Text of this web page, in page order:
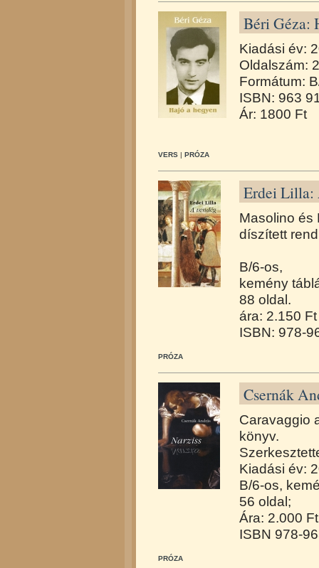
Béri Géza:
Kiadási év:
Oldalszám:
Formátum:
ISBN: 963
Ár: 1800 Ft
VERS | PRÓZA
Erdei Lilla:
Masolino és
díszített
B/6-os,
kemény
88 oldal.
ára: 2.150 Ft
ISBN: 978-
PRÓZA
Csernák
Caravaggio
könyv.
Kiadási év:
B/6-os,
56 oldal;
Ára: 2.000 Ft
ISBN 978-
PRÓZA